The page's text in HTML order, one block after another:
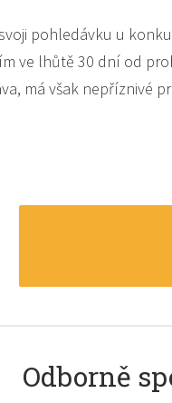
pohledávku u
ve lhůtě 30 dní od
má však nepříznivé
Odborně